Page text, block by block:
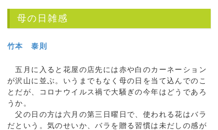
母の日雑感
竹本 泰則
五月に入ると花屋の店先には赤や白のカーネーション
が沢山に並ぶ。いうまでもなく母の日を当て込んでのこ
とだが、コロナウイルス禍で大騒ぎの今年はどうであろ
うか。
父の日の方は六月の第三日曜日で、使われる花はバラ
だという。気のせいか、バラを贈る習慣は未だしの感が